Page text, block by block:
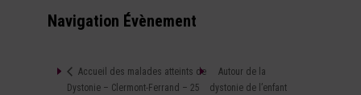
Navigation Évènement
Accueil des malades atteints de
Dystonie – Clermont-Ferrand – 25
Autour de la
dystonie de l’enfant